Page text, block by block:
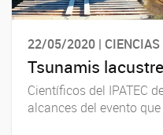
22/05/2020 | CIENCIAS
Tsunamis
Científicos del IPATEC
alcances del evento